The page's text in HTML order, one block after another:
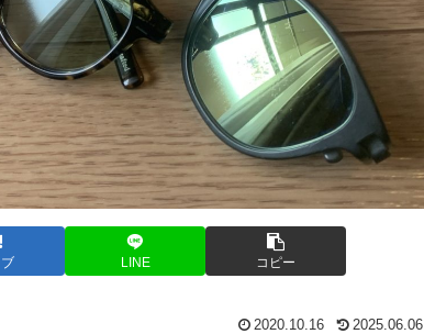
LINE コピー
2020.10.16 2025.06.06